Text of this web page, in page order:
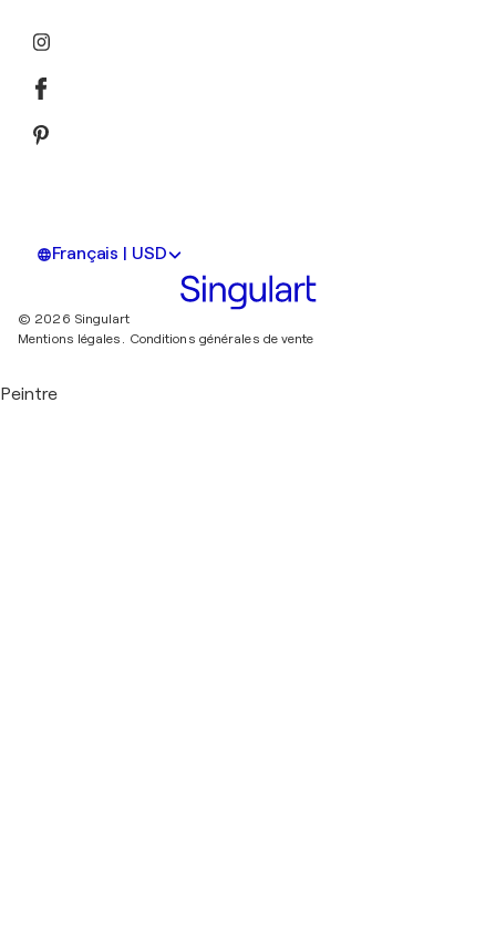
Français | USD
© 2026 Singulart
Mentions légales. Conditions générales de vente
Peintre